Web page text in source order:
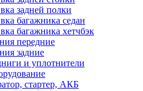
задней полки
багажника седан
багажника хетчбэк
передние
задние
и уплотнители
стартер, АКБ